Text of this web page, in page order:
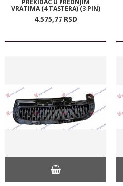
PREKIDAC U PREDNJIM
VRATIMA (4 TASTERA) (3 PIN)
4.575,77 RSD